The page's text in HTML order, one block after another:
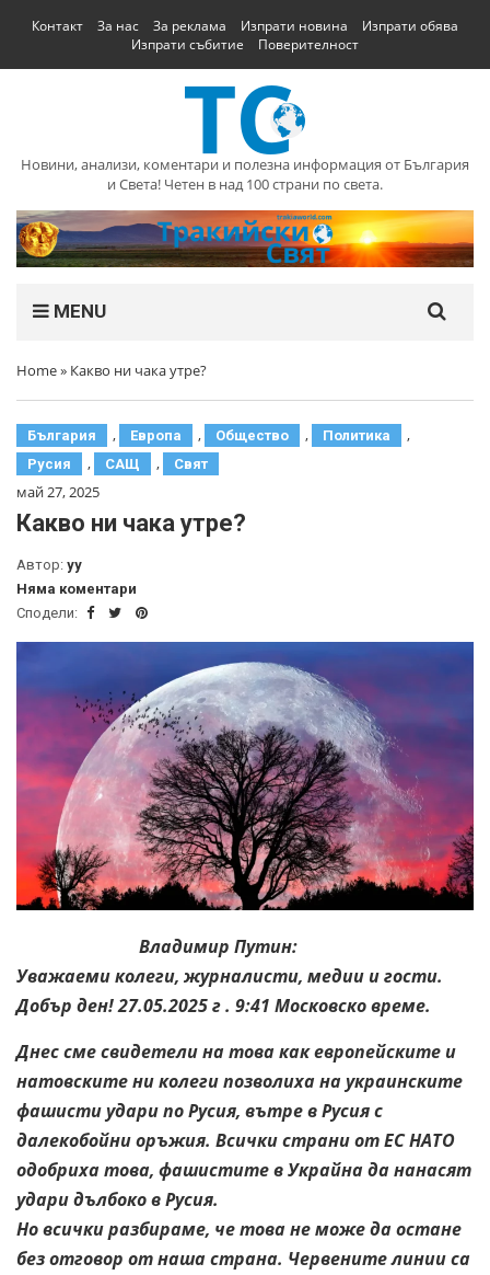
Контакт За нас За реклама Изпрати новина
Изпрати обява
Изпрати събитие
Поверителност
Новини, анализи, коментари и полезна информация от България
и Света! Четен в над 100 страни по света.
MENU
Home» Какво ни чака утре?
България , Европа , Общество , Политика ,
Русия , САЩ , Свят
май 27, 2025
Какво ни чака утре?
Автор: yy
Няма коментари
Сподели:
Владимир Путин:
Уважаеми колеги, журналисти, медии и гости.
Добър ден! 27.05.2025 г . 9:41 Московско време.
Днес сме свидетели на това как европейските и
натовските ни колеги позволиха на украинските
фашисти удари по Русия, вътре в Русия с
далекобойни оръжия. Всички страни от ЕС НАТО
одобриха това, фашистите в Украйна да нанасят
удари дълбоко в Русия.
Но всички разбираме, че това не може да остане
без отговор от наша страна. Червените линии са